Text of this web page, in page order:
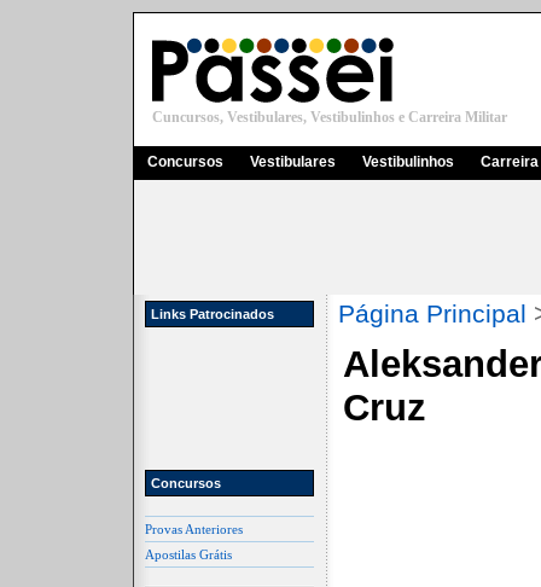
Cuncursos, Vestibulares, Vestibulinhos e Carreira Militar
Concursos Vestibulares Vestibulinhos
Links Patrocinados
Concursos
Provas Anteriores
Apostilas Grátis
Página Principal
Cruz